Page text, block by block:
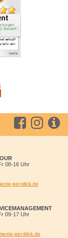
08-16 Uhr
per-klick.de
09-17 Uhr
per-klick.de